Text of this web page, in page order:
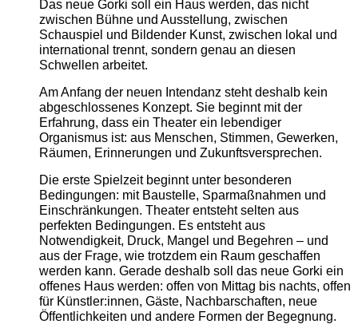
Das neue Gorki soll ein Haus werden, das nicht
zwischen Bühne und Ausstellung, zwischen
Schauspiel und Bildender Kunst, zwischen lokal und
international trennt, sondern genau an diesen
Schwellen arbeitet.
Am Anfang der neuen Intendanz steht deshalb kein
abgeschlossenes Konzept. Sie beginnt mit der
Erfahrung, dass ein Theater ein lebendiger
Organismus ist: aus Menschen, Stimmen, Gewerken,
Räumen, Erinnerungen und Zukunftsversprechen.
Die erste Spielzeit beginnt unter besonderen
Bedingungen: mit Baustelle, Sparmaßnahmen und
Einschränkungen. Theater entsteht selten aus
perfekten Bedingungen. Es entsteht aus
Notwendigkeit, Druck, Mangel und Begehren – und
aus der Frage, wie trotzdem ein Raum geschaffen
werden kann. Gerade deshalb soll das neue Gorki ein
offenes Haus werden: offen von Mittag bis nachts, offen
für Künstler:innen, Gäste, Nachbarschaften, neue
Öffentlichkeiten und andere Formen der Begegnung.